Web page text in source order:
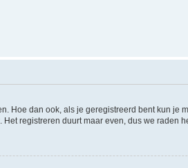
Hoe dan ook, als je geregistreerd bent kun je
registreren duurt maar even, dus we raden